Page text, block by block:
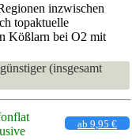
inzwischen
topaktuelle
Kößlarn bei O2 mit
(insgesamt
ab 9,95 €